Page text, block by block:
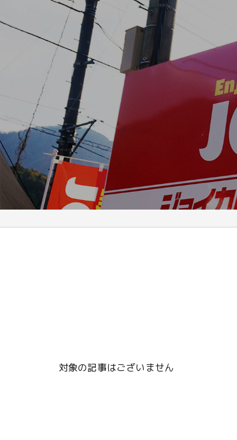
7MAX(セブンマックス)
NORIDOKI
対象の記事はございません